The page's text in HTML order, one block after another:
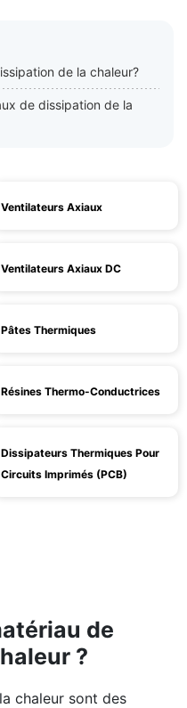
de la chaleur?
de dissipation de la
Ventilateurs Axiaux
Ventilateurs Axiaux DC
Pâtes Thermiques
Résines Thermo-Conductrices
Dissipateurs Thermiques Pour
Circuits Imprimés (PCB)
de
?
chaleur sont des